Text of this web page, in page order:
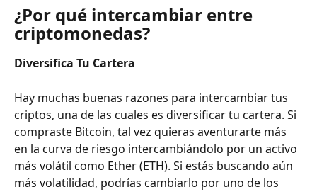
¿Por qué intercambiar entre
criptomonedas?
Diversifica Tu Cartera
Hay muchas buenas razones para intercambiar tus
criptos, una de las cuales es diversificar tu cartera. Si
compraste Bitcoin, tal vez quieras aventurarte más
en la curva de riesgo intercambiándolo por un activo
más volátil como Ether (ETH). Si estás buscando aún
más volatilidad, podrías cambiarlo por uno de los